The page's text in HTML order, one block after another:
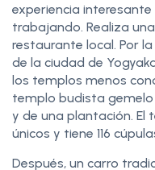
experiencia
trabajando. Realiza
restaurante local. Por
de la ciudad de
los templos menos
templo budista
y de una plantación. El
únicos y tiene 116
Después, un carro